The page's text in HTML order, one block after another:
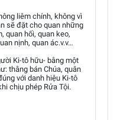
liêm chính, không vì
sẽ đặt cho quan những
quan hối, quan keo,
nịnh, quan ác.v.v…
Ki-tô hữu- bằng một
thằng bán Chúa, quân
với danh hiệu Ki-tô
chịu phép Rửa Tội.